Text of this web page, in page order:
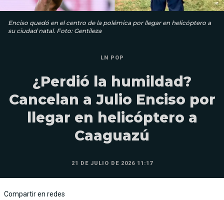
Enciso quedó en el centro de la polémica por llegar en helicóptero a
su ciudad natal. Foto: Gentileza
LN POP
¿Perdió la humildad?
Cancelan a Julio Enciso por
llegar en helicóptero a
Caaguazú
21 DE JULIO DE 2026 11:17
Compartir en redes